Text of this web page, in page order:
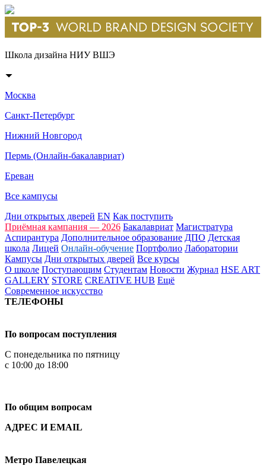
Школа дизайна НИУ ВШЭ
Москва
Санкт-Петербург
Нижний Новгород
Пермь (Онлайн-бакалавриат)
Ереван
Все кампусы
Дни открытых дверей EN Как поступить
Приёмная кампания — 2026 Бакалавриат Магистратура
Аспирантура Дополнительное образование ДПО Детская
школа Лицей Онлайн-обучение Портфолио Лаборатории
Кампусы Дни открытых дверей Все курсы
О школе Поступающим Студентам Новости Журнал HSE ART
GALLERY STORE CREATIVE HUB Ещё
Современное искусство
ТЕЛЕФОНЫ
По вопросам поступления
С понедельника по пятницу
с 10:00 до 18:00
По общим вопросам
АДРЕС И EMAIL
Метро Павелецкая